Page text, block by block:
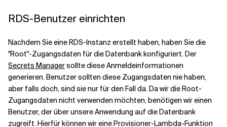
RDS-Benutzer einrichten
Nachdem Sie eine RDS-Instanz erstellt haben, haben Sie die
"Root"-Zugangsdaten für die Datenbank konfiguriert. Der
Secrets Managersollte diese Anmeldeinformationen
generieren. Benutzer sollten diese Zugangsdaten nie haben,
aber falls doch, sind sie nur für den Fall da. Da wir die Root-
Zugangsdaten nicht verwenden möchten, benötigen wir einen
Benutzer, der über unsere Anwendung auf die Datenbank
zugreift. Hierfür können wir eine Provisioner-Lambda-Funktion